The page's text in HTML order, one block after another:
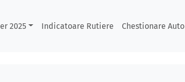
2025 Indicatoare Rutiere Chestionare Auto